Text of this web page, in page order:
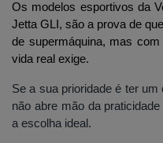
Os modelos esportivos da
Jetta GLI, são a prova de
de supermáquina, mas
vida real exige.
Se a sua prioridade é ter
não abre mão da
a escolha ideal.